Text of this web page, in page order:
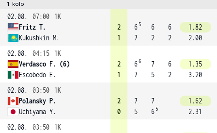
1. kolo
02.08. 07:00
1K
Fritz T.
Kukushkin M.
2
1
6 5
7
6
2
6
2
1.82
2.00
02.08.
04:15
1K
Verdasco F. (6)
Escobedo E.
2
1
66
7
7
5
6
2
1.35
3.20
02.08.
03:50
1K
Polansky P.
Uchiyama Y.
2
0
7
5
7
6 5
1.62
2.31
02.08.
03:50
1K